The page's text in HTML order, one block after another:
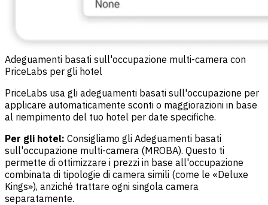
Adeguamenti basati sull'occupazione multi-camera con
PriceLabs per gli hotel
PriceLabs usa gli adeguamenti basati sull'occupazione per
applicare automaticamente sconti o maggiorazioni in base
al riempimento del tuo hotel per date specifiche.
Per gli hotel: Consigliamo gli Adeguamenti basati
sull'occupazione multi-camera (MROBA). Questo ti
permette di ottimizzare i prezzi in base all'occupazione
combinata di tipologie di camera simili (come le «Deluxe
Kings»), anziché trattare ogni singola camera
separatamente.